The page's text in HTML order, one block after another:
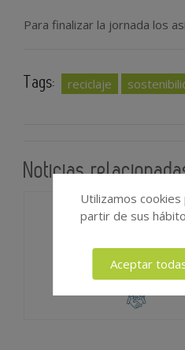
Para finalizar la jornada los
Tags: reciclaje
Noticias
Utilizamos
partir de sus
Aceptar